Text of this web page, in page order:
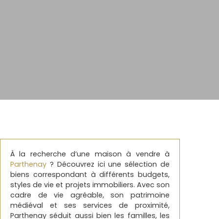
À la recherche d’une maison à vendre à
Parthenay ? Découvrez ici une sélection de
biens correspondant à différents budgets,
styles de vie et projets immobiliers. Avec son
cadre de vie agréable, son patrimoine
médiéval et ses services de proximité,
Parthenay séduit aussi bien les familles, les